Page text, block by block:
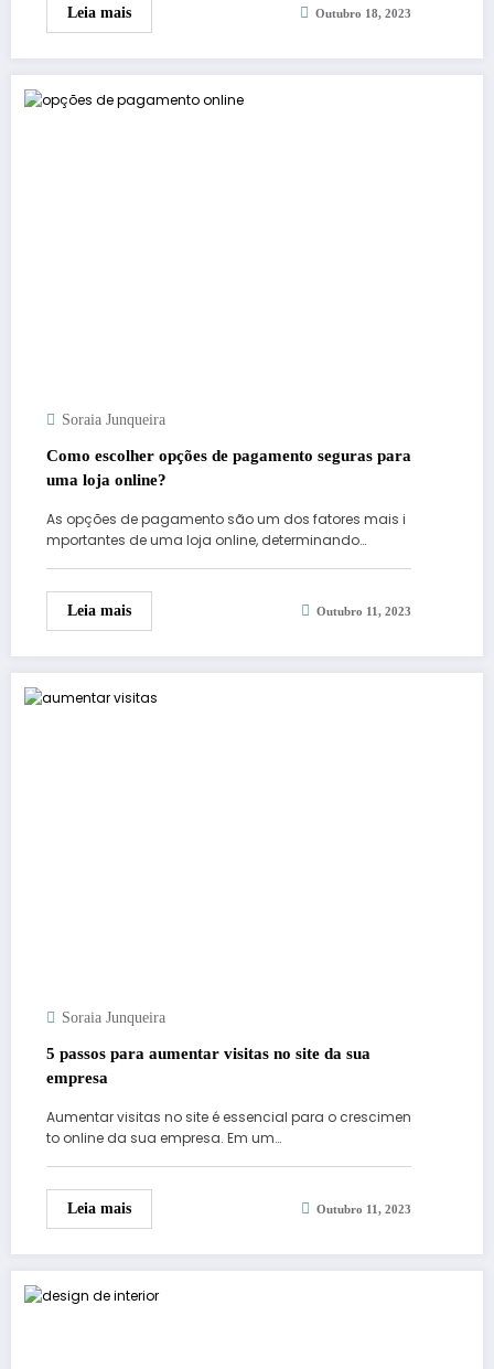
Leia mais Outubro 18, 2023
Soraia Junqueira
Como escolher opções de pagamento seguras para
uma loja online?
As opções de pagamento são um dos fatores mais i
mportantes de uma loja online, determinando…
Leia mais Outubro 11, 2023
Soraia Junqueira
5 passos para aumentar visitas no site da sua
empresa
Aumentar visitas no site é essencial para o crescimen
to online da sua empresa. Em um…
Leia mais Outubro 11, 2023